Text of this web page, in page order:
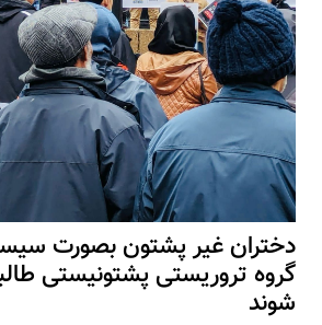
دختران غیر پشتون بصورت
گروه تروریستی پشتونیستی
شوند